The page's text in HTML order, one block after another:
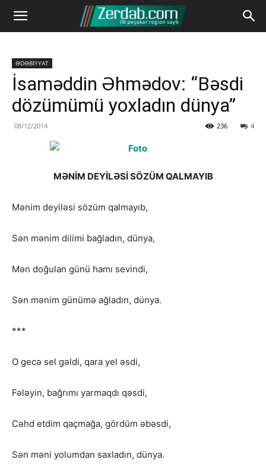
ƏDƏBİYYAT
İsaməddin Əhmədov: “Bəsdi
dözümümü yoxladın dünya”
08/12/2014 4
236
MƏNİM DEYİLƏSİ SÖZÜM QALMAYIB
Mənim deyiləsi sözüm qalmayıb,
Sən mənim dilimi bağladın, dünya,
Mən doğulan günü hamı sevindi,
Sən mənim günümə ağladın, dünya.
***
O gecə sel gəldi, qara yel əsdi,
Fələyin, bağrımı yarmaqdı qəsdi,
Cəhd etdim qaçmağa, gördüm əbəsdi,
Sən məni yolumdan saxladın, dünya.